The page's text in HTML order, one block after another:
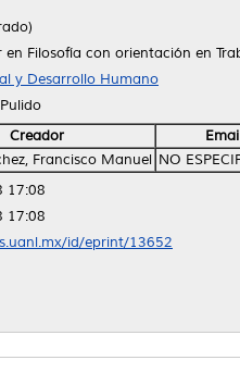
en Filosofía con orientación en
y Desarrollo Humano
Creador
Francisco Manuel NO
17:08
17:08
id/eprint/13652